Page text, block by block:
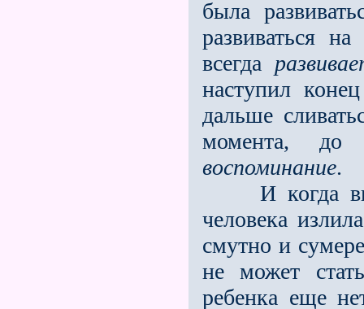
была
развиваться
всегда
наступил
дальше
момента, до
воспоминание.
И когда вы
человека
смутно и
не может
ребенка еще